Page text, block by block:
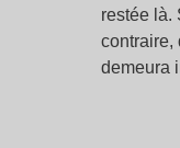
restée là.
contraire,
demeura